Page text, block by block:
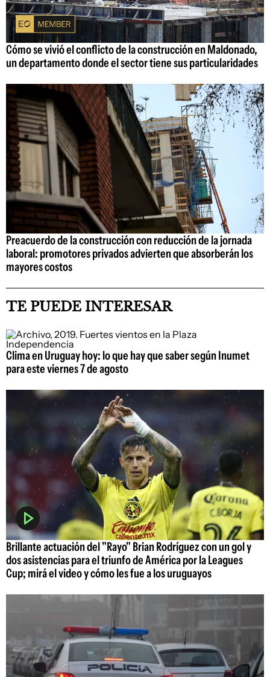
Cómo se vivió el conflicto de la construcción en Maldonado,
un departamento donde el sector tiene sus particularidades
Preacuerdo de la construcción con reducción de la jornada
laboral: promotores privados advierten que absorberán los
mayores costos
TE PUEDE INTERESAR
Clima en Uruguay hoy: lo que hay que saber según Inumet
para este viernes 7 de agosto
Brillante actuación del "Rayo" Brian Rodríguez con un gol y
dos asistencias para el triunfo de América por la Leagues
Cup; mirá el video y cómo les fue a los uruguayos